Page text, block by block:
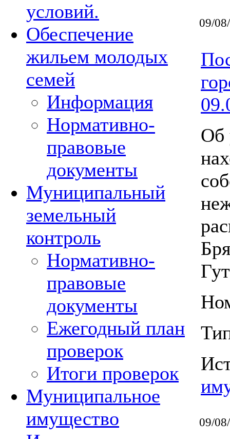
условий.
Обеспечение
жильем молодых
семей
Информация
Нормативно-
правовые
документы
Муниципальный
земельный
контроль
Нормативно-
правовые
документы
Ежегодный план
проверок
Итоги проверок
Муниципальное
имущество
09/
Об
09/